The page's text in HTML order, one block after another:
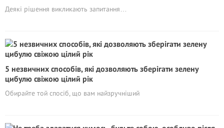
Деякі рішення викликають запитання…
5 незвичних способів, які дозволяють зберігати зелену
цибулю свіжою цілий рік
Обирайте той спосіб, що вам найзручніший